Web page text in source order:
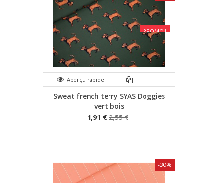
PROMO !
Aperçu rapide
Sweat french terry SYAS Doggies
vert bois
1,91 € 2,55 €
-30%